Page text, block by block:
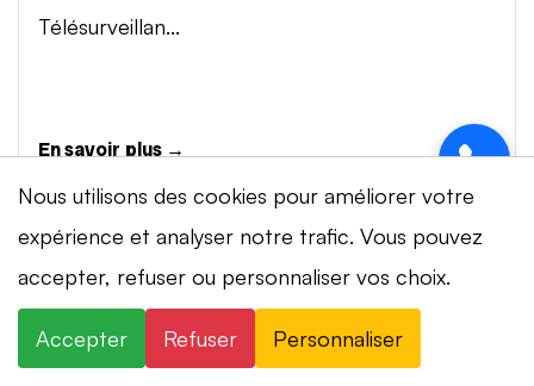
Télésurveillan...
En savoir plus →
Vidéosurveillance à Mont-Tramelan
Installation de systèmes de vidéosurveillance à
{city} : caméras IP 4K, visionnage smartphone,
Nous utilisons des cookies pour améliorer votre
expérience et analyser notre trafic. Vous pouvez
accepter, refuser ou personnaliser vos choix.
Accepter Refuser Personnaliser
⚡ Intervention en 20 min· 24h/24 · 7j/7 ·
Devis gratuit
+41 78 319 32 82
WhatsApp